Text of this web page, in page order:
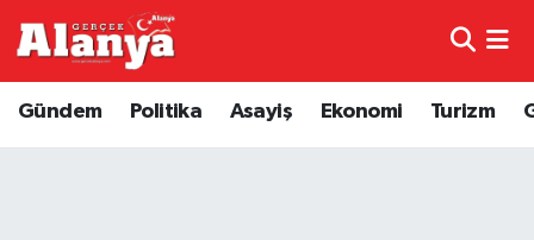
Gündem Politika Asayiş Ekonomi Turizm
Genel
Trafik Durumu